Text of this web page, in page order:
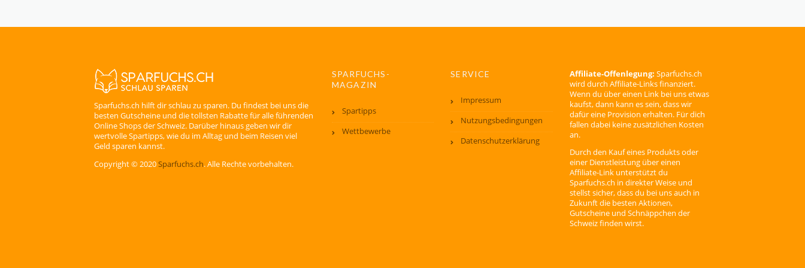
Sparfuchs.ch hilft dir schlau zu sparen. Du findest bei uns die
besten Gutscheine und die tollsten Rabatte für alle führenden
Online Shops der Schweiz. Darüber hinaus geben wir dir
wertvolle Spartipps, wie du im Alltag und beim Reisen viel
Geld sparen kannst.
Copyright © 2020Sparfuchs.ch. Alle Rechte vorbehalten.
SPARFUCHS-
MAGAZIN
Spartipps
Wettbewerbe
SERVICE
Impressum
Nutzungsbedingungen
Datenschutzerklärung
Affiliate-Offenlegung: Sparfuchs.ch
wird durch Affiliate-Links finanziert.
Wenn du über einen Link bei uns etwas
kaufst, dann kann es sein, dass wir
dafür eine Provision erhalten. Für dich
fallen dabei keine zusätzlichen Kosten
an.
Durch den Kauf eines Produkts oder
einer Dienstleistung über einen
Affiliate-Link unterstützt du
Sparfuchs.ch in direkter Weise und
stellst sicher, dass du bei uns auch in
Zukunft die besten Aktionen,
Gutscheine und Schnäppchen der
Schweiz finden wirst.